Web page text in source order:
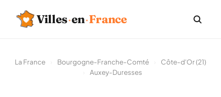
Villes·en·France
La France Bourgogne-Franche-Comté
Côte-d'Or (21)
Auxey-Duresses